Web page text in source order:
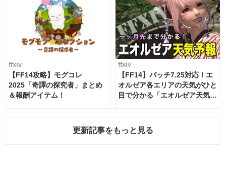
ffxiv
【FF14攻略】モグコレ
2025「奇譚の探究者」まとめ
＆報酬アイテム！
ffxiv
【FF14】パッチ7.25対応！エ
オルゼア各エリアの天気がひと
目で分かる「エオルゼア天気予
更新記事をもっと見る